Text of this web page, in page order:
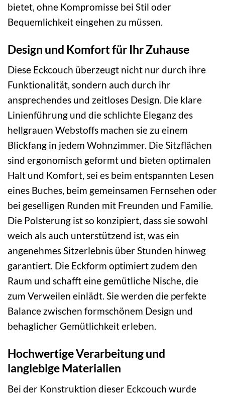
bietet, ohne Kompromisse bei Stil oder
Bequemlichkeit eingehen zu müssen.
Design und Komfort für Ihr Zuhause
Diese Eckcouch überzeugt nicht nur durch ihre
Funktionalität, sondern auch durch ihr
ansprechendes und zeitloses Design. Die klare
Linienführung und die schlichte Eleganz des
hellgrauen Webstoffs machen sie zu einem
Blickfang in jedem Wohnzimmer. Die Sitzflächen
sind ergonomisch geformt und bieten optimalen
Halt und Komfort, sei es beim entspannten Lesen
eines Buches, beim gemeinsamen Fernsehen oder
bei geselligen Runden mit Freunden und Familie.
Die Polsterung ist so konzipiert, dass sie sowohl
weich als auch unterstützend ist, was ein
angenehmes Sitzerlebnis über Stunden hinweg
garantiert. Die Eckform optimiert zudem den
Raum und schafft eine gemütliche Nische, die
zum Verweilen einlädt. Sie werden die perfekte
Balance zwischen formschönem Design und
behaglicher Gemütlichkeit erleben.
Hochwertige Verarbeitung und
langlebige Materialien
Bei der Konstruktion dieser Eckcouch wurde